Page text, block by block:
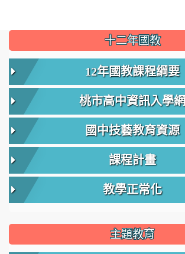
::: 十二年國教
12年國教課程綱要
桃市高中資訊入學網
國中技藝教育資源
課程計畫
教學正常化
主題教育